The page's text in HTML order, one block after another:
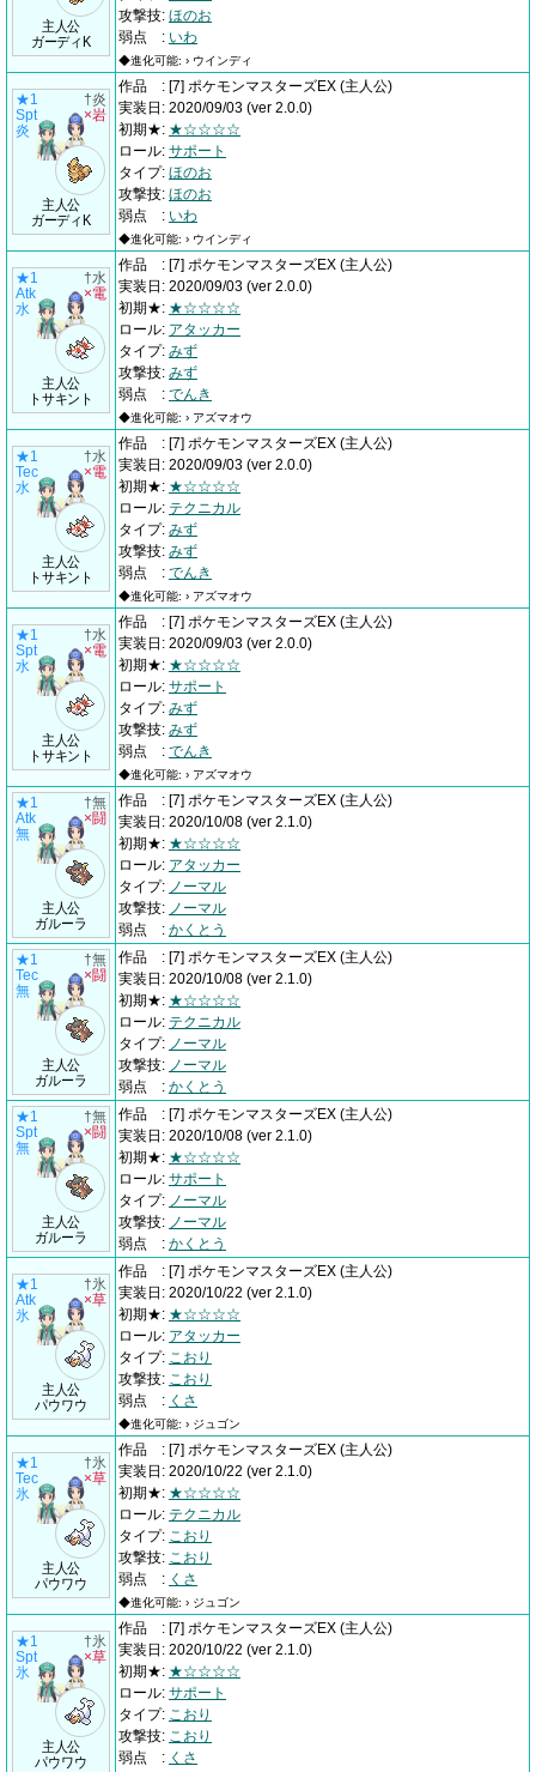
主人公
ガーディK
攻撃技: ほのお
弱点
: いわ
◆進化可能: › ウインディ
★1
Spt
炎
主人公
ガーディK
†炎
×岩
作品 : [7] ポケモンマスターズEX (主人公)
実装日 : 2020/09/03 (ver 2.0.0)
初期★: ★☆☆☆☆
ロール: サポート
タイプ: ほのお
攻撃技: ほのお
弱点
: いわ
◆進化可能: › ウインディ
★1
Atk
水
主人公
トサキント
†水
×電
作品 : [7] ポケモンマスターズEX (主人公)
実装日 : 2020/09/03 (ver 2.0.0)
初期★: ★☆☆☆☆
ロール: アタッカー
タイプ: みず
攻撃技: みず
弱点
: でんき
◆進化可能: › アズマオウ
★1
Tec
水
主人公
トサキント
†水
×電
作品 : [7] ポケモンマスターズEX (主人公)
実装日 : 2020/09/03 (ver 2.0.0)
初期★: ★☆☆☆☆
ロール: テクニカル
タイプ: みず
攻撃技: みず
弱点
: でんき
◆進化可能: › アズマオウ
★1
Spt
水
主人公
トサキント
†水
×電
作品 : [7] ポケモンマスターズEX (主人公)
実装日 : 2020/09/03 (ver 2.0.0)
初期★: ★☆☆☆☆
ロール: サポート
タイプ: みず
攻撃技: みず
弱点
: でんき
◆進化可能: › アズマオウ
★1
Atk
無
主人公
ガルーラ
†無
×闘
作品 : [7] ポケモンマスターズEX (主人公)
実装日 : 2020/10/08 (ver 2.1.0)
初期★: ★☆☆☆☆
ロール: アタッカー
タイプ: ノーマル
攻撃技: ノーマル
弱点
: かくとう
★1
Tec
無
主人公
ガルーラ
†無
×闘
作品 : [7] ポケモンマスターズEX (主人公)
実装日 : 2020/10/08 (ver 2.1.0)
初期★: ★☆☆☆☆
ロール: テクニカル
タイプ: ノーマル
攻撃技: ノーマル
弱点
: かくとう
★1
Spt
無
主人公
ガルーラ
†無
×闘
作品 : [7] ポケモンマスターズEX (主人公)
実装日 : 2020/10/08 (ver 2.1.0)
初期★: ★☆☆☆☆
ロール: サポート
タイプ: ノーマル
攻撃技: ノーマル
弱点
: かくとう
★1
Atk
氷
主人公
パウワウ
†氷
×草
作品 : [7] ポケモンマスターズEX (主人公)
実装日 : 2020/10/22 (ver 2.1.0)
初期★: ★☆☆☆☆
ロール: アタッカー
タイプ: こおり
攻撃技: こおり
弱点
: くさ
◆進化可能: › ジュゴン
★1
Tec
氷
主人公
パウワウ
†氷
×草
作品 : [7] ポケモンマスターズEX (主人公)
実装日 : 2020/10/22 (ver 2.1.0)
初期★: ★☆☆☆☆
ロール: テクニカル
タイプ: こおり
攻撃技: こおり
弱点
: くさ
◆進化可能: › ジュゴン
★1
Spt
氷
主人公
パウワウ
†氷
×草
作品 : [7] ポケモンマスターズEX (主人公)
実装日 : 2020/10/22 (ver 2.1.0)
初期★: ★☆☆☆☆
ロール: サポート
タイプ: こおり
攻撃技: こおり
弱点
: くさ